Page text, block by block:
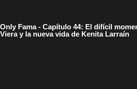
Only Fama - Capítulo 44: El difícil
Viera y la nueva vida de Kenita Larraín